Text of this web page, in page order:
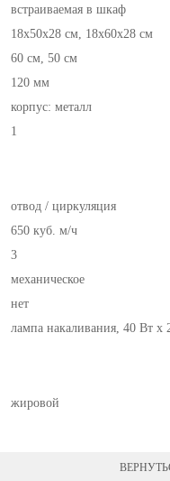
встраиваемая в шкаф
18х50х28 см, 18х60х28 см
60 см, 50 см
120 мм
корпус: металл
1
отвод / циркуляция
650 куб. м/ч
3
механическое
нет
лампа накаливания, 40 Вт х
жировой